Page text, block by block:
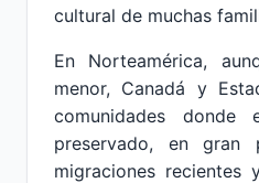
cultural de muchas
En Norteamérica,
menor, Canadá y
comunidades
preservado, en
migraciones